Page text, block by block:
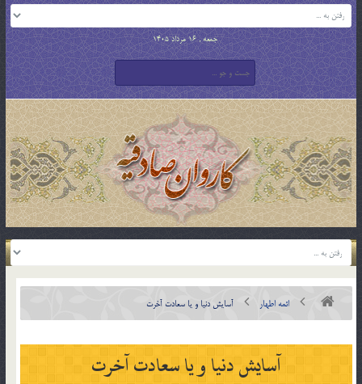
جمعه , 16 مرداد 1405
ائمه اطهار آسايش دنيا و يا سعادت آخرت
آسايش دنيا و يا سعادت آخرت